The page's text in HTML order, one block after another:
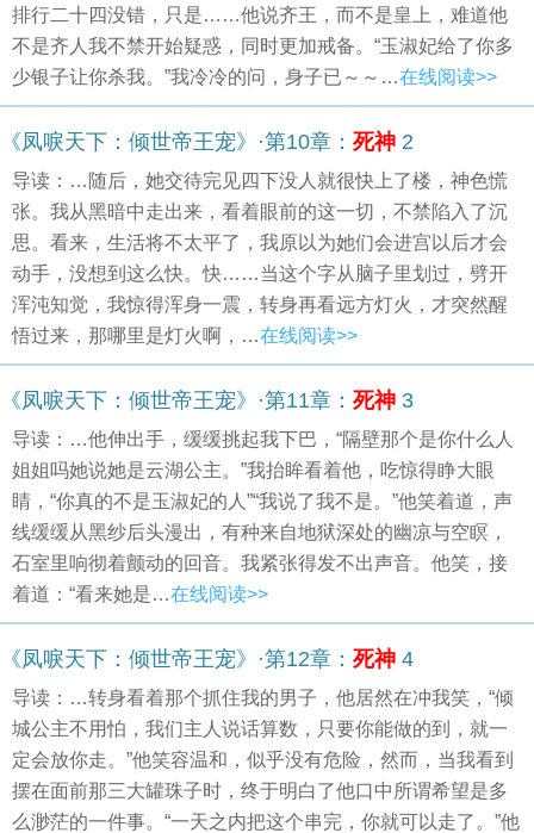
排行二十四没错，只是……他说齐王，而不是皇上，难道他
不是齐人我不禁开始疑惑，同时更加戒备。“玉淑妃给了你多
少银子让你杀我。”我冷冷的问，身子已～～…在线阅读>>
《凤唳天下：倾世帝王宠》·第10章： 死神 2
导读：…随后，她交待完见四下没人就很快上了楼，神色慌
张。我从黑暗中走出来，看着眼前的这一切，不禁陷入了沉
思。看来，生活将不太平了，我原以为她们会进宫以后才会
动手，没想到这么快。快……当这个字从脑子里划过，劈开
浑沌知觉，我惊得浑身一震，转身再看远方灯火，才突然醒
悟过来，那哪里是灯火啊，…在线阅读>>
《凤唳天下：倾世帝王宠》·第11章： 死神 3
导读：…他伸出手，缓缓挑起我下巴，“隔壁那个是你什么人
姐姐吗她说她是云湖公主。”我抬眸看着他，吃惊得睁大眼
睛，“你真的不是玉淑妃的人”“我说了我不是。”他笑着道，声
线缓缓从黑纱后头漫出，有种来自地狱深处的幽凉与空瞑，
石室里响彻着颤动的回音。我紧张得发不出声音。他笑，接
着道：“看来她是…在线阅读>>
《凤唳天下：倾世帝王宠》·第12章： 死神 4
导读：…转身看着那个抓住我的男子，他居然在冲我笑，“倾
城公主不用怕，我们主人说话算数，只要你能做的到，就一
定会放你走。”他笑容温和，似乎没有危险，然而，当我看到
摆在面前那三大罐珠子时，终于明白了他口中所谓希望是多
么渺茫的一件事。“一天之内把这个串完，你就可以走了。”他